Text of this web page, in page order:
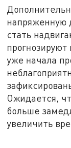
напряженную
стать
уже начала
Ожидается,
больше
увеличить